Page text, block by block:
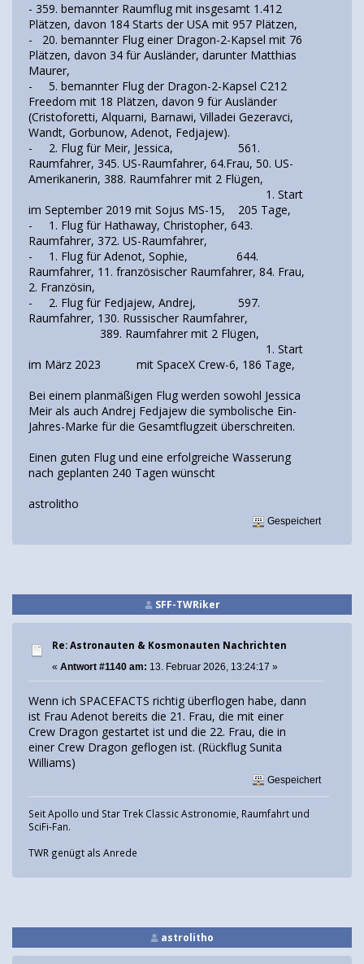
- 359. bemannter Raumflug mit insgesamt 1.412
Plätzen, davon 184 Starts der USA mit 957 Plätzen,
- 20. bemannter Flug einer Dragon-2-Kapsel mit 76
Plätzen, davon 34 für Ausländer, darunter Matthias
Maurer,
- 5. bemannter Flug der Dragon-2-Kapsel C212
Freedom mit 18 Plätzen, davon 9 für Ausländer
(Cristoforetti, Alquarni, Barnawi, Villadei Gezeravci,
Wandt, Gorbunow, Adenot, Fedjajew).
- 2. Flug für Meir, Jessica, 561.
Raumfahrer, 345. US-Raumfahrer, 64.Frau, 50. US-
Amerikanerin, 388. Raumfahrer mit 2 Flügen,
1. Start
im September 2019 mit Sojus MS-15, 205 Tage,
- 1. Flug für Hathaway, Christopher, 643.
Raumfahrer, 372. US-Raumfahrer,
- 1. Flug für Adenot, Sophie, 644.
Raumfahrer, 11. französischer Raumfahrer, 84. Frau,
2. Französin,
- 2. Flug für Fedjajew, Andrej, 597.
Raumfahrer, 130. Russischer Raumfahrer,
389. Raumfahrer mit 2 Flügen,
1. Start
im März 2023 mit SpaceX Crew-6, 186 Tage,
Bei einem planmäßigen Flug werden sowohl Jessica
Meir als auch Andrej Fedjajew die symbolische Ein-
Jahres-Marke für die Gesamtflugzeit überschreiten.
Einen guten Flug und eine erfolgreiche Wasserung
nach geplanten 240 Tagen wünscht
astrolitho
Gespeichert
SFF-TWRiker
Re: Astronauten & Kosmonauten Nachrichten
« Antwort #1140 am: 13. Februar 2026, 13:24:17 »
Wenn ich SPACEFACTS richtig überflogen habe, dann
ist Frau Adenot bereits die 21. Frau, die mit einer
Crew Dragon gestartet ist und die 22. Frau, die in
einer Crew Dragon geflogen ist. (Rückflug Sunita
Williams)
Gespeichert
Seit Apollo und Star Trek Classic Astronomie, Raumfahrt und
SciFi-Fan.
TWR genügt als Anrede
astrolitho